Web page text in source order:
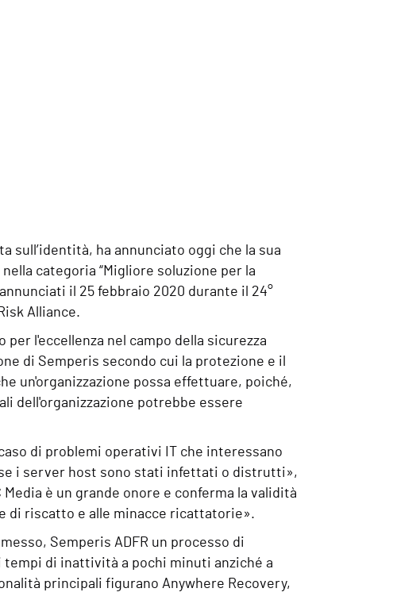
sull’identità, ha annunciato oggi che la sua
categoria “Migliore soluzione per la
il 25 febbraio 2020 durante il 24°
Alliance.
l'eccellenza nel campo della sicurezza
di Semperis secondo cui la protezione e il
un'organizzazione possa effettuare, poiché,
dell'organizzazione potrebbe essere
di problemi operativi IT che interessano
se i server host sono stati infettati o distrutti»,
è un grande onore e conferma la validità
di riscatto e alle minacce ricattatorie».
Semperis ADFR un processo di
di inattività a pochi minuti anziché a
principali figurano Anywhere Recovery,